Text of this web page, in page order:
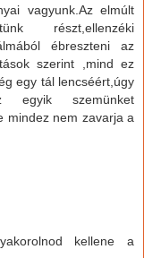
vagyunk.Az elmúlt
részt,ellenzéki
ébreszteni az
szerint ,mind ez
egy tál lencséért,úgy
egyik szemünket
mindez nem zavarja a
kellene a